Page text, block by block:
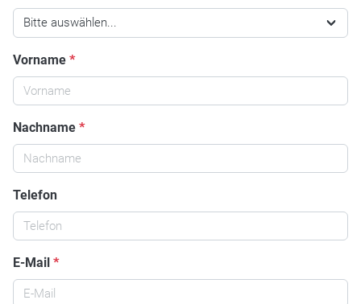
Bitte auswählen...
Vorname *
Nachname *
Telefon
E-Mail *